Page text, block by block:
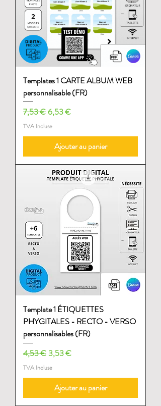
Templates 1 CARTE ALBUM WEB
personnalisable (FR)
Prix original
7,53 € Prix promotionnel
6,53 €
TVA Incluse
Ajouter au panier
Template 1 ÉTIQUETTES
PHYGITALES - RECTO - VERSO
personnalisables (FR)
Prix original
4,53 € Prix promotionnel
3,53 €
TVA Incluse
Ajouter au panier